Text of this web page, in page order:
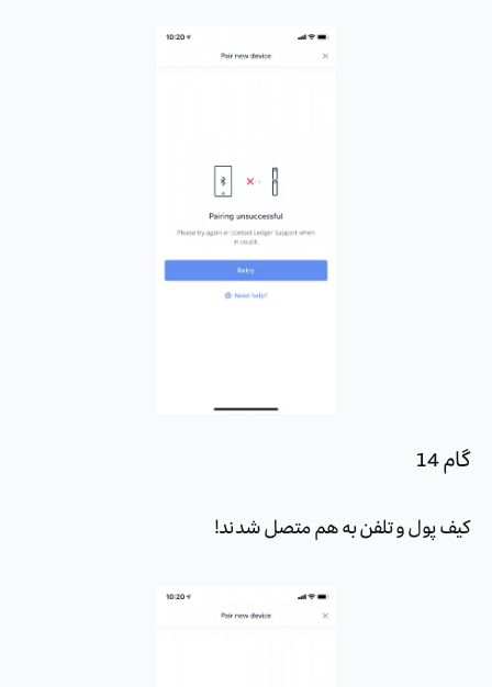
گام 14
کیف پول و تلفن به هم متصل شدند!